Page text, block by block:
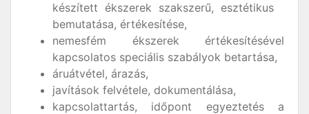
készített ékszerek szakszerű, esztétikus
bemutatása, értékesítése,
nemesfém ékszerek értékesítésével
kapcsolatos speciális szabályok betartása,
áruátvétel, árazás,
javítások felvétele, dokumentálása,
kapcsolattartás, időpont egyeztetés a